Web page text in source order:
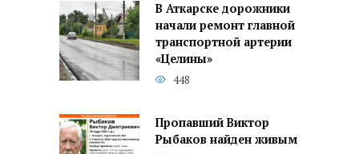
В Аткарске дорожники
начали ремонт главной
транспортной артерии
«Целины»
448
Пропавший Виктор
Рыбаков найден живым